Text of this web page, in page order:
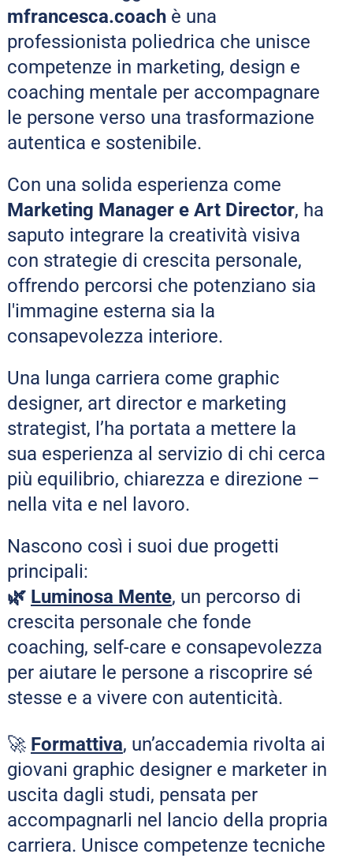
mfrancesca.coach è una
professionista poliedrica che unisce
competenze in marketing, design e
coaching mentale per accompagnare
le persone verso una trasformazione
autentica e sostenibile.
Marketing Manager e Art Director, ha
saputo integrare la creatività visiva
con strategie di crescita personale,
offrendo percorsi che potenziano sia
l'immagine esterna sia la
consapevolezza interiore.
Una lunga carriera come graphic
designer, art director e marketing
strategist, l’ha portata a mettere la
sua esperienza al servizio di chi cerca
più equilibrio, chiarezza e direzione –
nella vita e nel lavoro.
Nascono così i suoi due progetti
principali:
🌿 Luminosa Mente, un percorso di
crescita personale che fonde
coaching, self-care e consapevolezza
per aiutare le persone a riscoprire sé
stesse e a vivere con autenticità.
🚀 Formattiva, un’accademia rivolta ai
giovani graphic designer e marketer in
uscita dagli studi, pensata per
accompagnarli nel lancio della propria
carriera. Unisce competenze tecniche